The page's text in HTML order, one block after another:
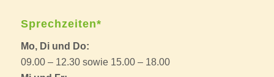
Sprechzeiten*
Mo, Di und Do:
09.00 – 12.30 sowie 15.00 – 18.00